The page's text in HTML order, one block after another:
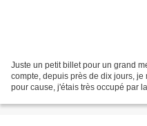
Juste un petit billet pour un grand
compte, depuis près de dix jours,
pour cause, j'étais très occupé par